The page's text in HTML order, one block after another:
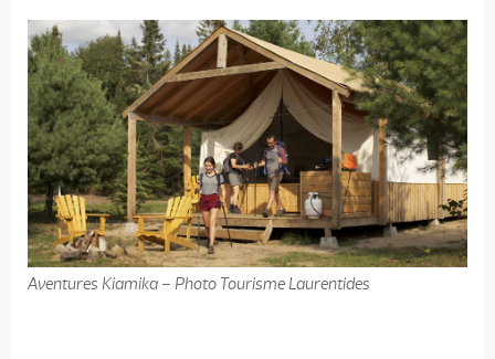
Aventures Kiamika – Photo Tourisme Laurentides